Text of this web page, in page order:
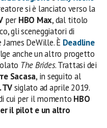
si è lanciato verso la
per HBO Max, dal titolo
gli sceneggiatori di
DeWille. È Deadline
anche un altro progetto
The Brides. Trattasi dei
Sacasa, in seguito al
TVsiglato ad aprile 2019.
cui per il momento HBO
il pilot e un altro